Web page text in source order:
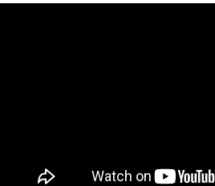
る